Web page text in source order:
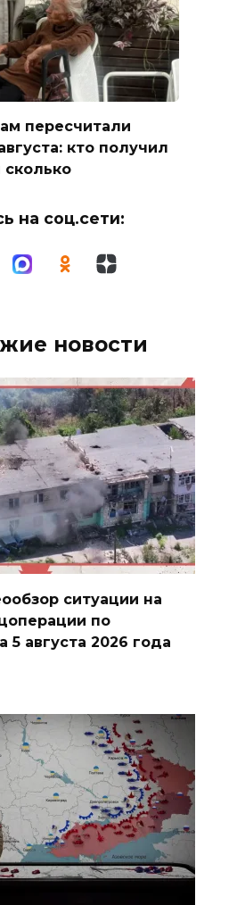
пересчитали
кто получил
сколько
на соц.сети:
новости
ситуации на
по
5 августа 2026 года